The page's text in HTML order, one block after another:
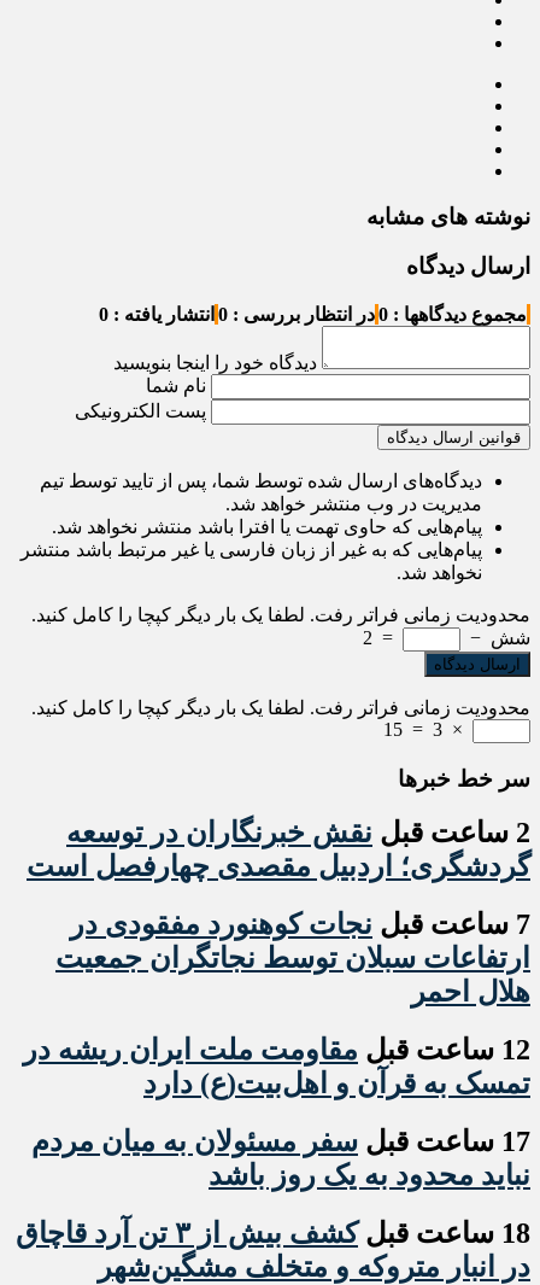
نوشته های مشابه
ارسال دیدگاه
مجموع دیدگاهها : 0 در انتظار بررسی : 0 انتشار یافته : 0
دیدگاه خود را اینجا بنویسید
نام شما
پست الکترونیکی
قوانین ارسال دیدگاه
دیدگاه‌های ارسال شده توسط شما، پس از تایید توسط تیم
مدیریت در وب منتشر خواهد شد.
پیام‌هایی که حاوی تهمت یا افترا باشد منتشر نخواهد شد.
پیام‌هایی که به غیر از زبان فارسی یا غیر مرتبط باشد منتشر
نخواهد شد.
محدودیت زمانی فراتر رفت. لطفا یک بار دیگر کپچا را کامل کنید.
شش −
=
2
محدودیت زمانی فراتر رفت. لطفا یک بار دیگر کپچا را کامل کنید.
×
3
=
15
سر خط خبرها
2 ساعت قبل
نقش خبرنگاران در توسعه
گردشگری؛ اردبیل مقصدی چهارفصل است
7 ساعت قبل
نجات کوهنورد مفقودی در
ارتفاعات سبلان توسط نجاتگران جمعیت
هلال احمر
12 ساعت قبل
مقاومت ملت ایران ریشه در
تمسک به قرآن و اهل‌بیت(ع) دارد
17 ساعت قبل
سفر مسئولان به میان مردم
نباید محدود به یک روز باشد
18 ساعت قبل
کشف بیش از ۳ تن آرد قاچاق
در انبار متروکه و متخلف مشگین‌شهر